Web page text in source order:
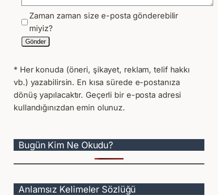
Zaman zaman size e-posta gönderebilir
miyiz?
Gönder
* Her konuda (öneri, şikayet, reklam, telif hakkı
vb.) yazabilirsin. En kısa sürede e-postanıza
dönüş yapılacaktır. Geçerli bir e-posta adresi
kullandığınızdan emin olunuz.
Bugün Kim Ne Okudu?
Anlamsız Kelimeler Sözlüğü